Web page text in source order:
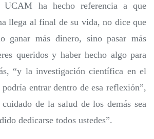
UCAM ha hecho referencia a que
llega al final de su vida, no dice que
ganar más dinero, sino pasar más
queridos y haber hecho algo para
“y la investigación científica en el
entrar dentro de esa reflexión”,
de la salud de los demás sea
dedicarse todos ustedes”.